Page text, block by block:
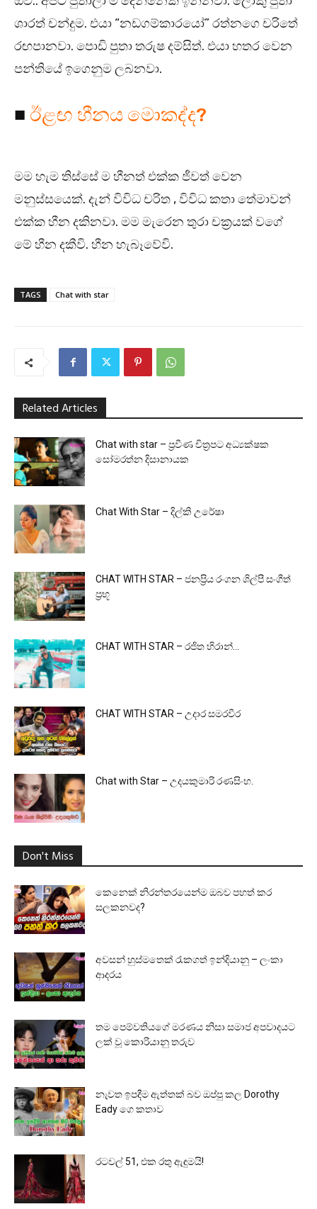
ශාරත් චන්දුම. එයා “නඩගම්කාරයෝ” රත්නගෙ චරිතේ
රඟපානවා. පොඩි පුතා තරුෂ දම්සිත්. එයා හතර වෙන
පන්තියේ ඉගෙනුම ලබනවා.
■ ඊළඟ හීනය මොකද්ද?
මම හැම තිස්සේ ම හීනත් එක්ක ජීවත් වෙන
මනුස්සයෙක්. දැන් විවිධ චරිත , විවිධ කතා තේමාවන්
එක්ක හීන දකිනවා. මම මැරෙන තුරා චක්‍රයක් වගේ
මේ හීන දකීවි. හීන හැබෑවේවි.
TAGS Chat with star
Related Articles
Chat with star – ප්‍රවීණ චිත්‍රපට අධ්‍යක්ෂක
සෝමරත්න දිසානායක
Chat With Star – දිල්කි උරේෂා
CHAT WITH STAR – ජනප්‍රිය රංගන ශිල්පී සංගීත්
ප්‍රභූ
CHAT WITH STAR – රජිත හිරාන්…
CHAT WITH STAR – උදාර සමරවීර
Chat with Star – උදයකුමාරි රණසිංහ.
Don't Miss
කෙනෙක් නිරන්තරයෙන්ම ඔබව පහත් කර
සලකනවද?
අවසන් හුස්මතෙක් රැකගත් ඉන්දියානු – ලංකා
ආදරය
තම පෙම්වතියගේ මරණය නිසා සමාජ අපවාදයට
ලක් වූ කොරියානු තරුව
නැවත ඉපදීම ඇත්තක් බව ඔප්පු කල Dorothy
Eady ගෙ කතාව
රටවල් 51, එක රතු ඇඳුමයි!